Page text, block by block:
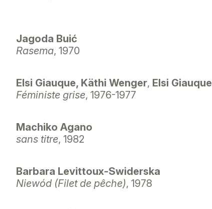
Jagoda Buić
Rasema, 1970
Elsi Giauque, Käthi Wenger, Elsi Giauque
Féministe grise, 1976-1977
Machiko Agano
sans titre, 1982
Barbara Levittoux-Swiderska
Niewód (Filet de pêche), 1978